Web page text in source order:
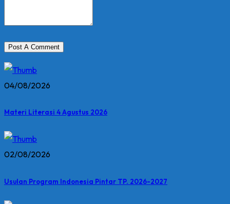
04/08/2026
Materi Literasi 4 Agustus 2026
02/08/2026
Usulan Program Indonesia Pintar TP. 2026-2027